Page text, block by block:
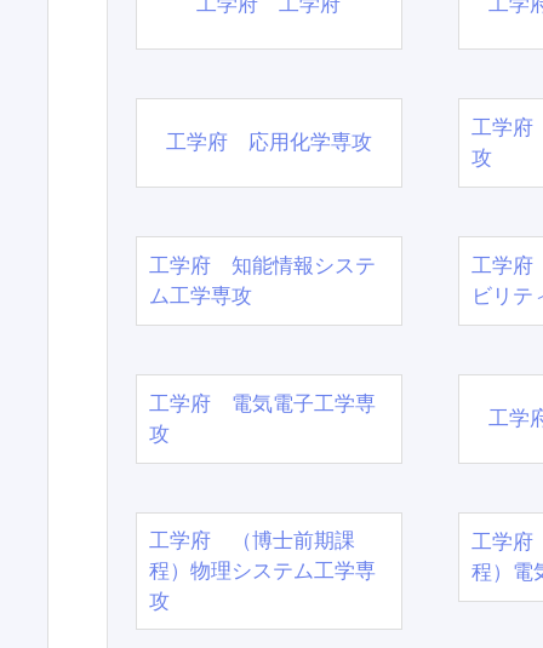
工学府 応用化学専攻
工学府
攻
工学府 知能情報システ
ム工学専攻
工学府
ビリテ
工学府 電気電子工学専
攻
工学
工学府 （博士前期課
程）物理システム工学専
攻
工学
程）電